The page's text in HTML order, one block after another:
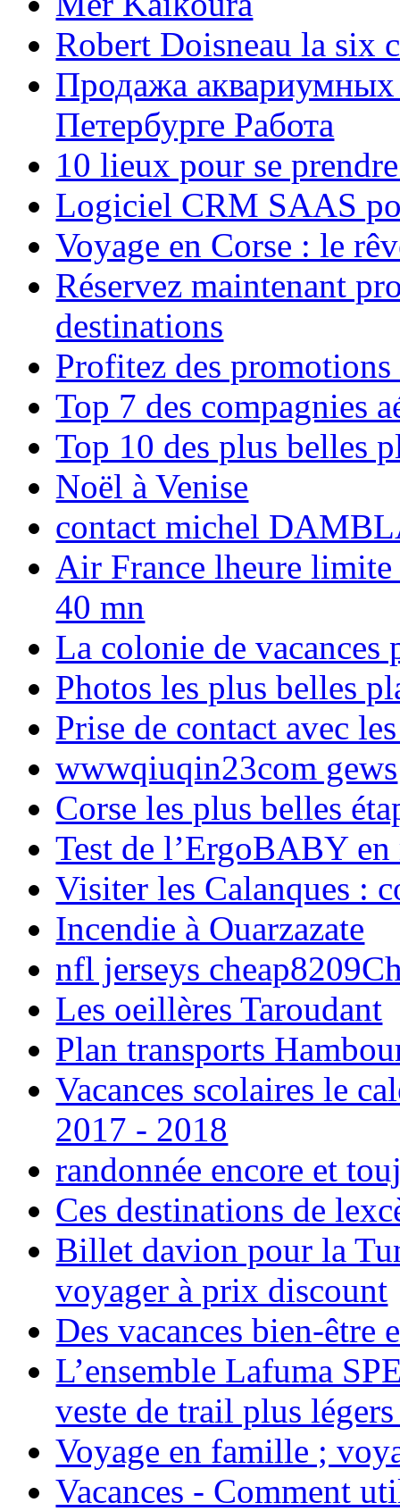
Robert Doisneau la six
Продажа аквариумных
Петербурге Работа
10 lieux pour se
Logiciel CRM SAAS
Voyage en Corse : le
Réservez maintenant
destinations
Profitez des
Top 7 des compagnies
Top 10 des plus belles
Noël à Venise
contact michel
Air France lheure limite
40 mn
La colonie de vacances
Photos les plus belles
Prise de contact avec
wwwqiuqin23com gews
Corse les plus belles
Test de l’ErgoBABY en
Visiter les Calanques :
Incendie à Ouarzazate
nfl jerseys
Les oeillères Taroudant
Plan transports
Vacances scolaires le
2017 - 2018
randonnée encore et
Ces destinations de
Billet davion pour la
voyager à prix discount
Des vacances bien-être
L’ensemble Lafuma
veste de trail plus
Voyage en famille ;
Vacances - Comment